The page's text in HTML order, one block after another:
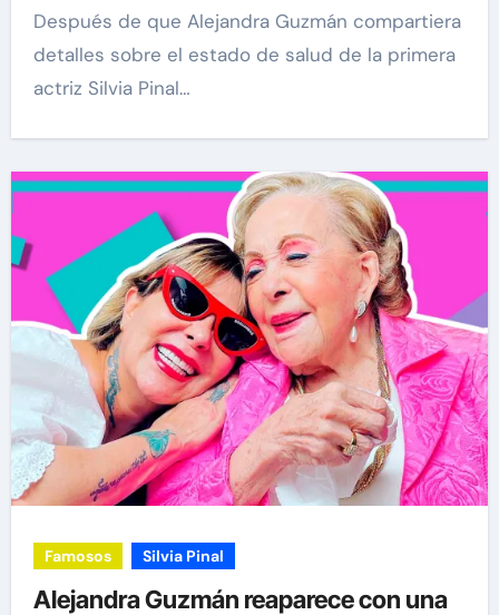
Después de que Alejandra Guzmán compartiera
detalles sobre el estado de salud de la primera
actriz Silvia Pinal…
Famosos Silvia Pinal
Alejandra Guzmán reaparece con una